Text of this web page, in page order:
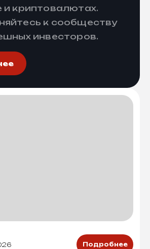
и криптовалютах.
к сообществу
инвесторов.
Подробнее